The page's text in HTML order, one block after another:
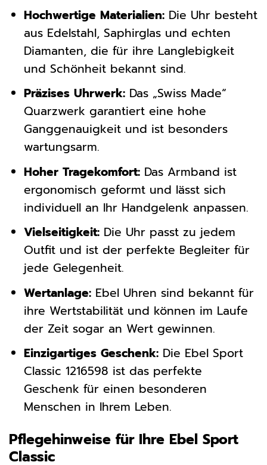
Hochwertige Materialien:Die Uhr besteht
aus Edelstahl, Saphirglas und echten
Diamanten, die für ihre Langlebigkeit
und Schönheit bekannt sind.
Präzises Uhrwerk:Das „Swiss Made“
Quarzwerk garantiert eine hohe
Ganggenauigkeit und ist besonders
wartungsarm.
Hoher Tragekomfort:Das Armband ist
ergonomisch geformt und lässt sich
individuell an Ihr Handgelenk anpassen.
Vielseitigkeit:Die Uhr passt zu jedem
Outfit und ist der perfekte Begleiter für
jede Gelegenheit.
Wertanlage:Ebel Uhren sind bekannt für
ihre Wertstabilität und können im Laufe
der Zeit sogar an Wert gewinnen.
Einzigartiges Geschenk:Die Ebel Sport
Classic 1216598 ist das perfekte
Geschenk für einen besonderen
Menschen in Ihrem Leben.
Pflegehinweise für Ihre Ebel Sport
Classic